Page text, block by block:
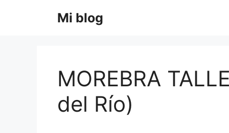
Mi blog
MOREBRA
del Río)